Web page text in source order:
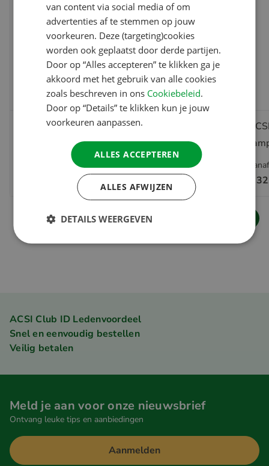
ACSI Club ID-lidmaatschap
Vanaf
€
ACSI Club ID Ledenvoordeel
Snel en eenvoudig bestellen
Veilig betalen
Meld je aan voor onze nieuwsbrief
Ontvang leuke tips en aanbiedingen
Aanmelden
SPANISH
SWEDISH
van content via social media of om
advertenties af te stemmen op jouw
voorkeuren. Deze (targeting)cookies
worden ook geplaatst door derde partijen.
Door op “Alles accepteren” te klikken ga je
akkoord met het gebruik van alle cookies
zoals beschreven in ons Cookiebeleid.
Door op “Details” te klikken kun je jouw
voorkeuren aanpassen.
ALLES ACCEPTEREN
ALLES AFWIJZEN
DETAILS WEERGEVEN